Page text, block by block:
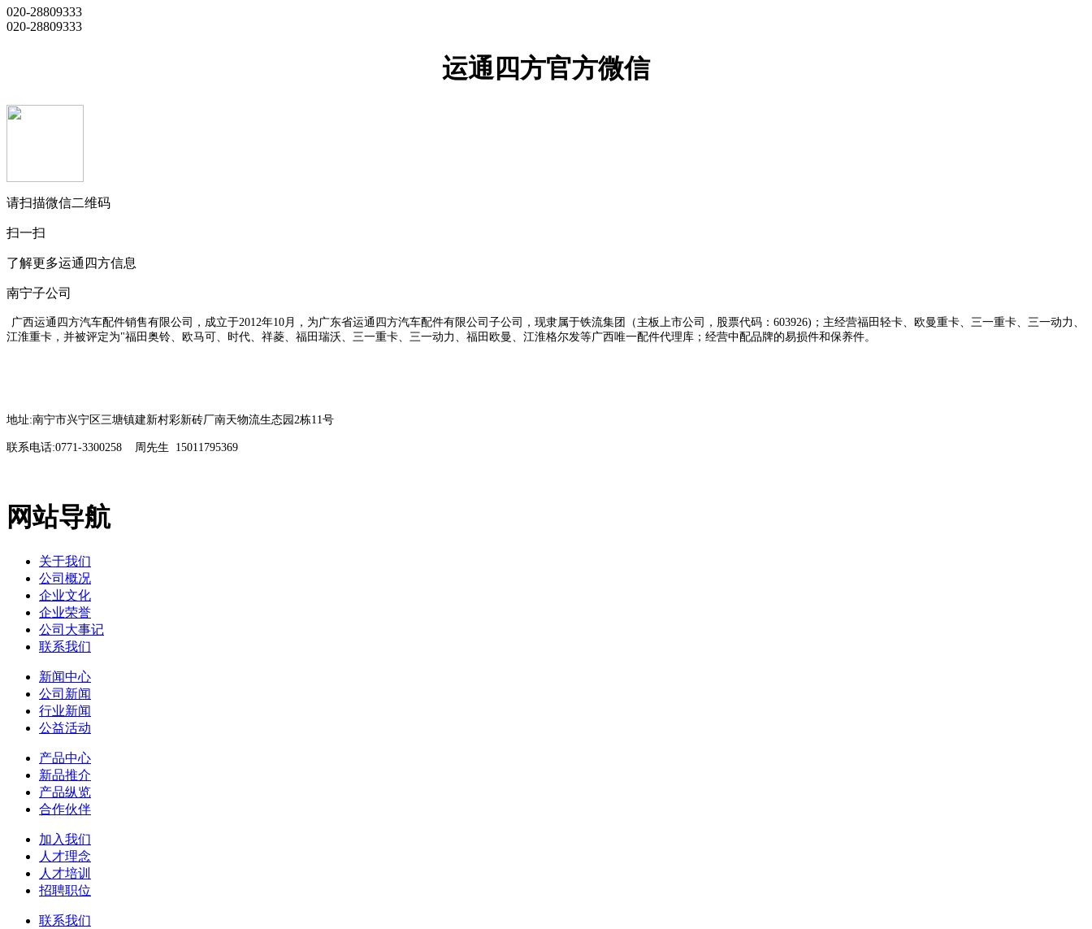
020-28809333
020-28809333
运通四方官方微信
请扫描微信二维码
扫一扫
了解更多运通四方信息
南宁子公司
广西运通四方汽车配件销售有限公司，成立于2012年10月，为广东省运通四方汽车配件有限公司子公司，现隶属于铁流集团（主板上市公司，股票代码：603926)；主经营福田轻卡、欧曼重卡、三一重卡、三一动力、
江淮重卡，并被评定为"福田奥铃、欧马可、时代、祥菱、福田瑞沃、三一重卡、三一动力、福田欧曼、江淮格尔发等广西唯一配件代理库；经营中配品牌的易损件和保养件。
地址:南宁市兴宁区三塘镇建新村彩新砖厂南天物流生态园2栋11号
联系电话:0771-3300258 周先生 15011795369
网站导航
关于我们
公司概况
企业文化
企业荣誉
公司大事记
联系我们
新闻中心
公司新闻
行业新闻
公益活动
产品中心
新品推介
产品纵览
合作伙伴
加入我们
人才理念
人才培训
招聘职位
联系我们